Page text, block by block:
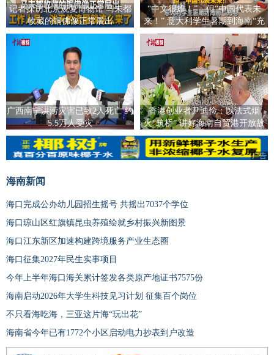
记者探访北京观复博物馆 马未都
收藏的铜佛像正常展出
“中文很难！”，但“中国代表未
来！” 意大利学生暑期到海南“充
电”
广西南宁洪涝灾害已致2人死亡 约
5.5万人受灾
香港创业者尹迪俭：以法式烟
火“筑桥” 讲好海南自贸港开放故
事
广告
海南新闻
海口完成公办幼儿园招生摇号 共摇出7037个学位
海口琼山区红旗镇昆虫养殖绘就乡村振兴新图景
海口江东新区加速构建跨境服务产业生态圈
海口征集2027年民生实事项目
今年上半年海口海关累计签发各类原产地证书7575份
海南启动2026年大学生科技见习计划 征集百个岗位
不只看海吃海，三亚这片海“玩出花”
海南省今年已有1772个小区启动电力抄表到户改造